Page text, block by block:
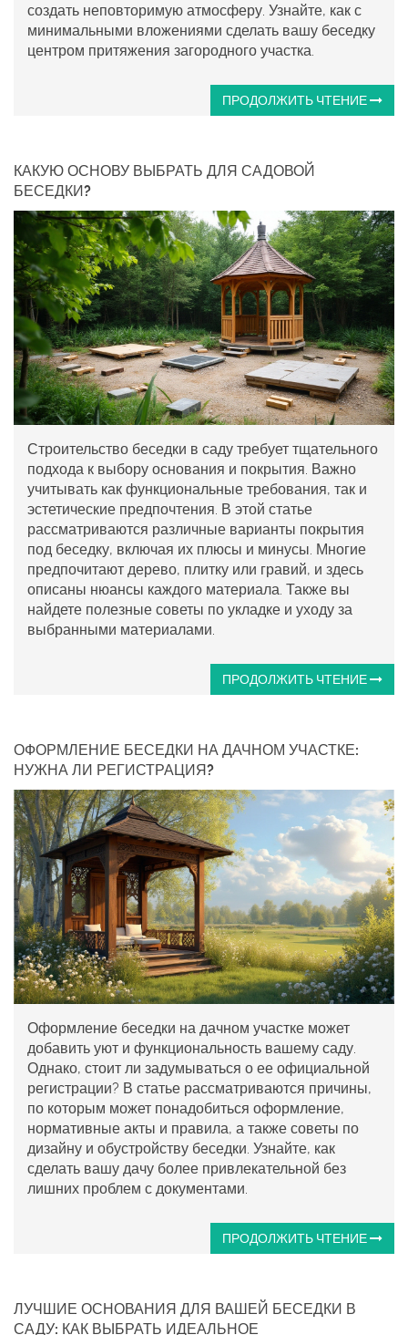
создать неповторимую атмосферу. Узнайте, как с
минимальными вложениями сделать вашу беседку
центром притяжения загородного участка.
ПРОДОЛЖИТЬ ЧТЕНИЕ
КАКУЮ ОСНОВУ ВЫБРАТЬ ДЛЯ САДОВОЙ
БЕСЕДКИ?
Строительство беседки в саду требует тщательного
подхода к выбору основания и покрытия. Важно
учитывать как функциональные требования, так и
эстетические предпочтения. В этой статье
рассматриваются различные варианты покрытия
под беседку, включая их плюсы и минусы. Многие
предпочитают дерево, плитку или гравий, и здесь
описаны нюансы каждого материала. Также вы
найдете полезные советы по укладке и уходу за
выбранными материалами.
ПРОДОЛЖИТЬ ЧТЕНИЕ
ОФОРМЛЕНИЕ БЕСЕДКИ НА ДАЧНОМ УЧАСТКЕ:
НУЖНА ЛИ РЕГИСТРАЦИЯ?
Оформление беседки на дачном участке может
добавить уют и функциональность вашему саду.
Однако, стоит ли задумываться о ее официальной
регистрации? В статье рассматриваются причины,
по которым может понадобиться оформление,
нормативные акты и правила, а также советы по
дизайну и обустройству беседки. Узнайте, как
сделать вашу дачу более привлекательной без
лишних проблем с документами.
ПРОДОЛЖИТЬ ЧТЕНИЕ
ЛУЧШИЕ ОСНОВАНИЯ ДЛЯ ВАШЕЙ БЕСЕДКИ В
САДУ: КАК ВЫБРАТЬ ИДЕАЛЬНОЕ